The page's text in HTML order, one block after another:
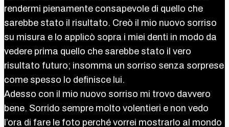
rendermi pienamente consapevole di quello che
sarebbe stato il risultato. Creò il mio nuovo sorriso
su misura e lo applicò sopra i miei denti in modo da
vedere prima quello che sarebbe stato il vero
risultato futuro; insomma un sorriso senza sorprese
come spesso lo definisce lui.
Adesso con il mio nuovo sorriso mi trovo davvero
bene. Sorrido sempre molto volentieri e non vedo
l’ora di fare le foto perché vorrei mostrarlo al mondo